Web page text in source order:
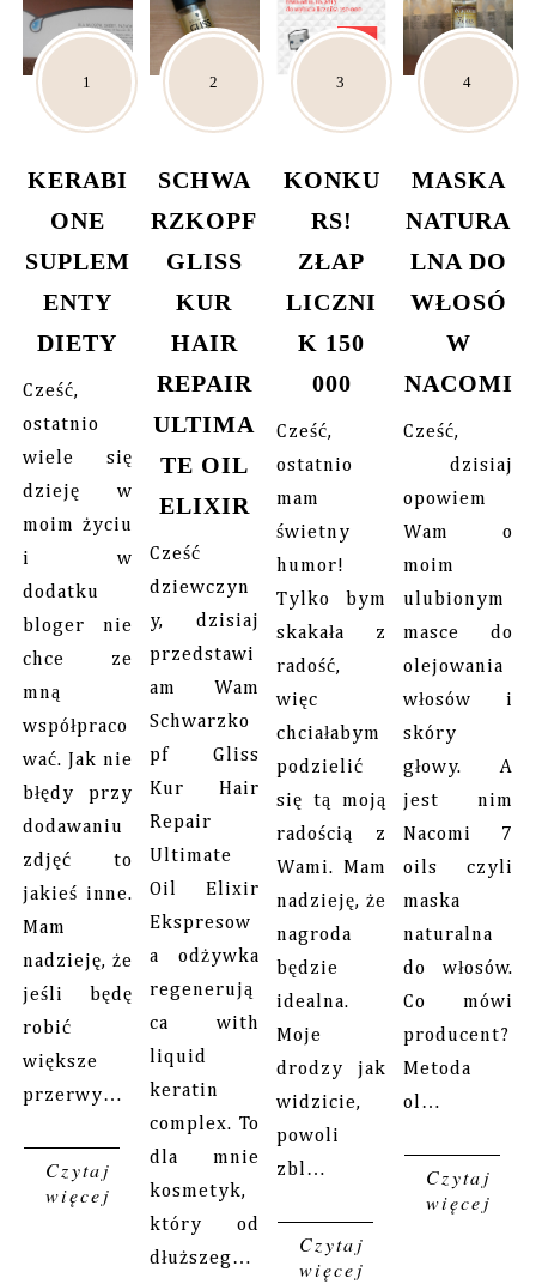
KERABI
ONE
SUPLEM
ENTY
DIETY
Cześć,
ostatnio
wiele się
dzieję w
moim życiu
i w
dodatku
bloger nie
chce ze
mną
współpraco
wać. Jak nie
błędy przy
dodawaniu
zdjęć to
jakieś inne.
Mam
nadzieję, że
jeśli będę
robić
większe
przerwy…
Czytaj
więcej
SCHWA
RZKOPF
GLISS
KUR
HAIR
REPAIR
ULTIMA
TE OIL
ELIXIR
Cześć
dziewczyn
y, dzisiaj
przedstawi
am Wam
Schwarzko
pf Gliss
Kur Hair
Repair
Ultimate
Oil Elixir
Ekspresow
a odżywka
regenerują
ca with
liquid
keratin
complex. To
dla mnie
kosmetyk,
który od
dłuższeg…
KONKU
RS!
ZŁAP
LICZNI
K 150
000
Cześć,
ostatnio
mam
świetny
humor!
Tylko bym
skakała z
radość,
więc
chciałabym
podzielić
się tą moją
radością z
Wami. Mam
nadzieję, że
nagroda
będzie
idealna.
Moje
drodzy jak
widzicie,
powoli
zbl…
Czytaj
więcej
MASKA
NATURA
LNA DO
WŁOSÓ
W
NACOMI
Cześć,
dzisiaj
opowiem
Wam o
moim
ulubionym
masce do
olejowania
włosów i
skóry
głowy. A
jest nim
Nacomi 7
oils czyli
maska
naturalna
do włosów.
Co mówi
producent?
Metoda
ol…
Czytaj
więcej